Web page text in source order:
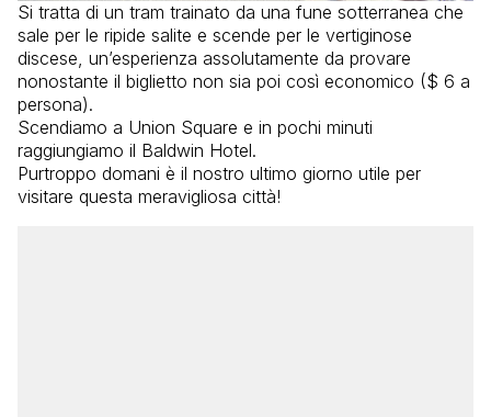
Si tratta di un tram trainato da una fune sotterranea che
sale per le ripide salite e scende per le vertiginose
discese, un’esperienza assolutamente da provare
nonostante il biglietto non sia poi così economico ($ 6 a
persona).
Scendiamo a Union Square e in pochi minuti
raggiungiamo il Baldwin Hotel.
Purtroppo domani è il nostro ultimo giorno utile per
visitare questa meravigliosa città!